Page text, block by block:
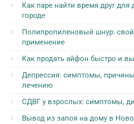
Как паре найти время друг для
городе
Полипропиленовый шнур:
применение
Как продать айфон быстро и
Депрессия: симптомы,
лечению
СДВГ у взрослых: симптомы,
Вывод из запоя на дому в